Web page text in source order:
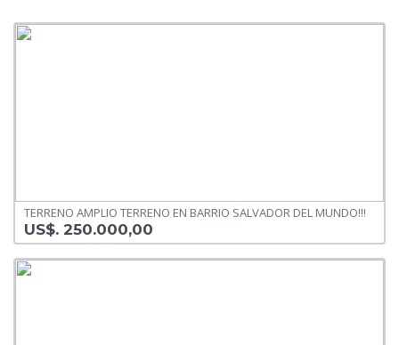
TERRENO AMPLIO TERRENO EN BARRIO SALVADOR DEL MUNDO!!!
US$. 250.000,00